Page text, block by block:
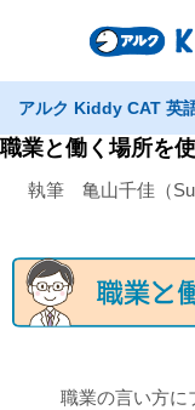
アルク Kiddy CAT 英
職業と働く場所を
執筆 亀山千佳（
職業の言い方に